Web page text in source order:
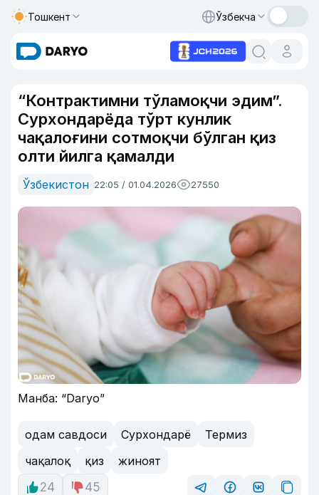
Тошкент Ўзбекча
“Контрактимни тўламоқчи эдим”.
Сурхондарёда тўрт кунлик
чақалоғини сотмоқчи бўлган қиз
олти йилга қамалди
Ўзбекистон 22:05 / 01.04.2026 27550
Манба: “Daryo”
одам савдоси Сурхондарё
Термиз
чақалоқ
қиз
жиноят
24
45